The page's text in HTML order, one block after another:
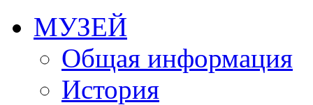
МУЗЕЙ
Общая информация
История